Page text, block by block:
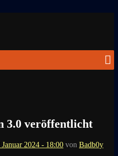
3.0 veröffentlicht
2024 - 18:00 von Badb0y